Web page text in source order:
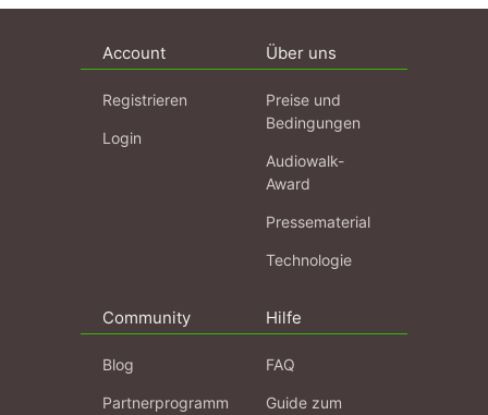
Account
Registrieren
Login
Über uns
Preise und
Bedingungen
Audiowalk-
Award
Pressematerial
Technologie
Community
Blog
Partnerprogramm
Hilfe
FAQ
Guide zum